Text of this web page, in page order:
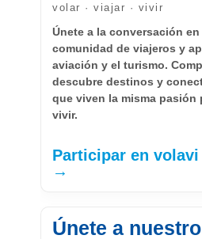
volar · viajar · vivir
Únete a la conversación
comunidad de viajeros y
aviación y el turismo.
descubre destinos y
que viven la misma pasión
vivir.
Participar en volavi
→
Únete a